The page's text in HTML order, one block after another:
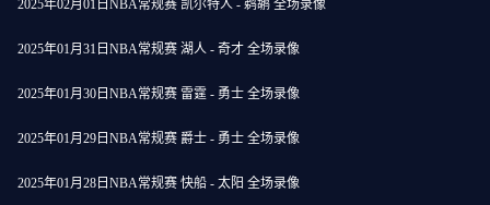
2025年02月01日NBA常规赛 凯尔特人 - 鹈鹕 全场录像
2025年01月31日NBA常规赛 湖人 - 奇才 全场录像
2025年01月30日NBA常规赛 雷霆 - 勇士 全场录像
2025年01月29日NBA常规赛 爵士 - 勇士 全场录像
2025年01月28日NBA常规赛 快船 - 太阳 全场录像